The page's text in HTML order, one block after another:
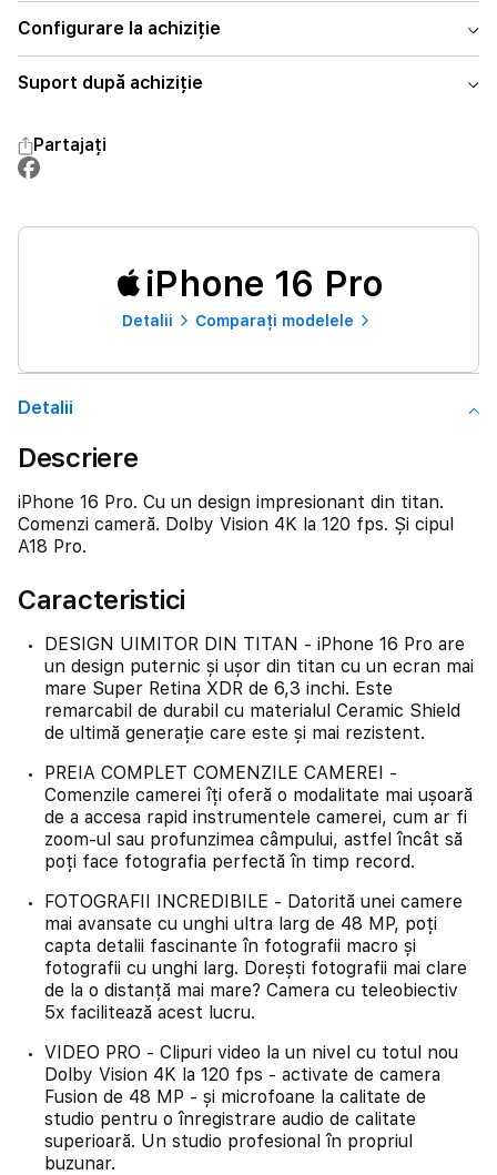
Configurare la achiziție
Suport după achiziție
Partajați
iPhone 16 Pro
Detalii Comparați modelele
Detalii
Descriere
iPhone 16 Pro. Cu un design impresionant din titan.
Comenzi cameră. Dolby Vision 4K la 120 fps. Și cipul
A18 Pro.
Caracteristici
DESIGN UIMITOR DIN TITAN - iPhone 16 Pro are
un design puternic și ușor din titan cu un ecran mai
mare Super Retina XDR de 6,3 inchi. Este
remarcabil de durabil cu materialul Ceramic Shield
de ultimă generație care este și mai rezistent.
PREIA COMPLET COMENZILE CAMEREI -
Comenzile camerei îți oferă o modalitate mai ușoară
de a accesa rapid instrumentele camerei, cum ar fi
zoom-ul sau profunzimea câmpului, astfel încât să
poți face fotografia perfectă în timp record.
FOTOGRAFII INCREDIBILE - Datorită unei camere
mai avansate cu unghi ultra larg de 48 MP, poți
capta detalii fascinante în fotografii macro și
fotografii cu unghi larg. Dorești fotografii mai clare
de la o distanță mai mare? Camera cu teleobiectiv
5x facilitează acest lucru.
VIDEO PRO - Clipuri video la un nivel cu totul nou
Dolby Vision 4K la 120 fps - activate de camera
Fusion de 48 MP - și microfoane la calitate de
studio pentru o înregistrare audio de calitate
superioară. Un studio profesional în propriul
buzunar.